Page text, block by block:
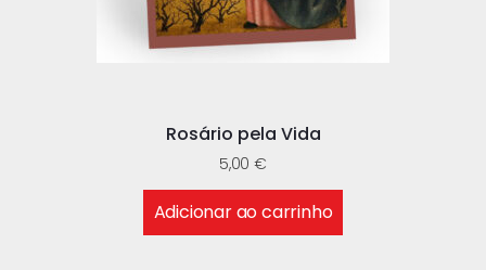
Rosário pela Vida
5,00€
Adicionar ao carrinho